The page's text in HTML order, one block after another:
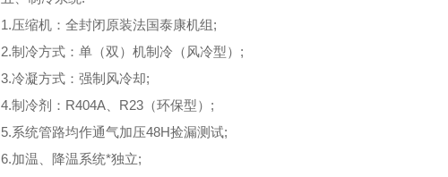
1.压缩机：全封闭原装法国泰康机组;
2.制冷方式：单（双）机制冷（风冷型）;
3.冷凝方式：强制风冷却;
4.制冷剂：R404A、R23（环保型）;
5.系统管路均作通气加压48H捡漏测试;
6.加温、降温系统*独立;